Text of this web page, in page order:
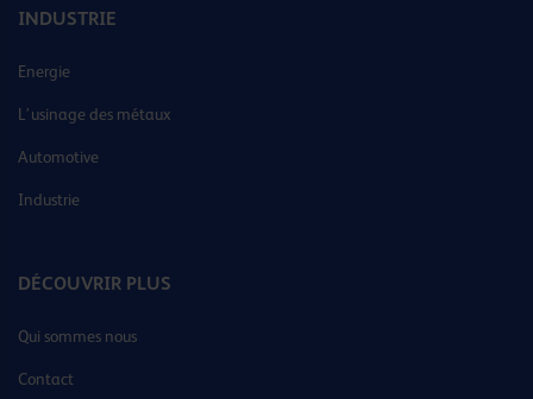
INDUSTRIE
Energie
L’usinage des métaux
Automotive
Industrie
DÉCOUVRIR PLUS
Qui sommes nous
Contact